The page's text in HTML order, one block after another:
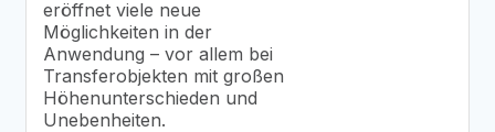
eröffnet viele neue
Möglichkeiten in der
Anwendung – vor allem bei
Transferobjekten mit großen
Höhenunterschieden und
Unebenheiten.